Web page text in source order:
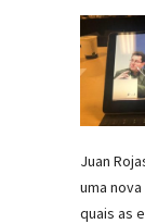
Juan
uma nova
quais as